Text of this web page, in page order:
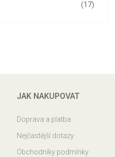
(17)
JAK NAKUPOVAT
Doprava a platba
Nejčastější dotazy
Obchodníky podmínky